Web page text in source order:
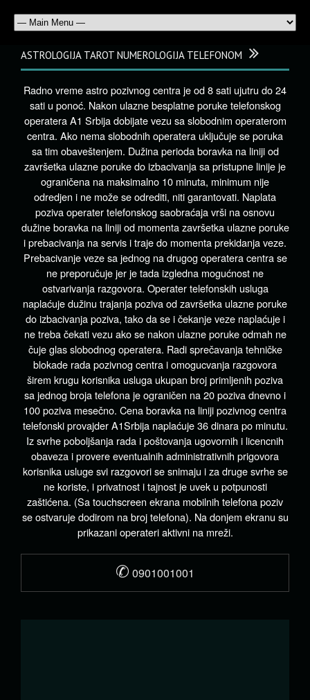
ASTROLOGIJA TAROT NUMEROLOGIJA TELEFONOM
Radno vreme astro pozivnog centra je od 8 sati ujutru do 24
sati u ponoć. Nakon ulazne besplatne poruke telefonskog
operatera A1 Srbija dobijate vezu sa slobodnim operaterom
centra. Ako nema slobodnih operatera uključuje se poruka
sa tim obaveštenjem. Dužina perioda boravka na liniji od
završetka ulazne poruke do izbacivanja sa pristupne linije je
ograničena na maksimalno 10 minuta, minimum nije
odredjen i ne može se odrediti, niti garantovati. Naplata
poziva operater telefonskog saobraćaja vrši na osnovu
dužine boravka na liniji od momenta završetka ulazne poruke
i prebacivanja na servis i traje do momenta prekidanja veze.
Prebacivanje veze sa jednog na drugog operatera centra se
ne preporučuje jer je tada izgledna mogućnost ne
ostvarivanja razgovora. Operater telefonskih usluga
naplaćuje dužinu trajanja poziva od završetka ulazne poruke
do izbacivanja poziva, tako da se i čekanje veze naplaćuje i
ne treba čekati vezu ako se nakon ulazne poruke odmah ne
čuje glas slobodnog operatera. Radi sprečavanja tehničke
blokade rada pozivnog centra i omogucvanja razgovora
širem krugu korisnika usluga ukupan broj primljenih poziva
sa jednog broja telefona je ograničen na 20 poziva dnevno i
100 poziva mesečno. Cena boravka na liniji pozivnog centra
telefonski provajder A1Srbija naplaćuje 36 dinara po minutu.
Iz svrhe poboljšanja rada i poštovanja ugovornih i licencnih
obaveza i provere eventualnih administrativnih prigovora
korisnika usluge svi razgovori se snimaju i za druge svrhe se
ne koriste, i privatnost i tajnost je uvek u potpunosti
zaštićena. (Sa touchscreen ekrana mobilnih telefona poziv
se ostvaruje dodirom na broj telefona). Na donjem ekranu su
prikazani operateri aktivni na mreži.
✆ 0901001001